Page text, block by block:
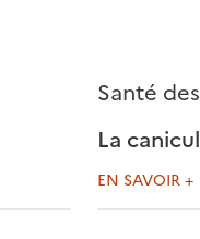
Santé
La
EN SAVOIR +